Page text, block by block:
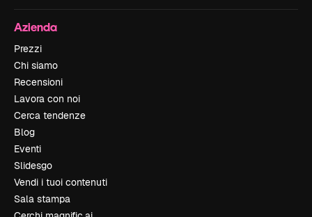
Azienda
Prezzi
Chi siamo
Recensioni
Lavora con noi
Cerca tendenze
Blog
Eventi
Slidesgo
Vendi i tuoi contenuti
Sala stampa